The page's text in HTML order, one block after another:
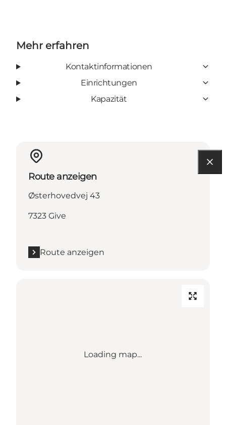
Mehr erfahren
Kontaktinformationen
Einrichtungen
Kapazität
Route anzeigen
Østerhovedvej 43
7323 Give
Route anzeigen
Loading map...